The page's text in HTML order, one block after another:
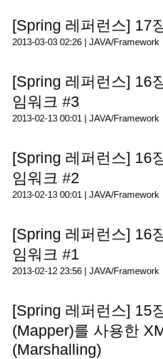
[Spring 레퍼런스] 17
2013-03-03 02:26 | JAVA/Framework
[Spring 레퍼런스] 16
임워크 #3
2013-02-13 00:01 | JAVA/Framework
[Spring 레퍼런스] 16
임워크 #2
2013-02-13 00:01 | JAVA/Framework
[Spring 레퍼런스] 16
임워크 #1
2013-02-12 23:56 | JAVA/Framework
[Spring 레퍼런스] 15
(Mapper)를 사용한
(Marshalling)